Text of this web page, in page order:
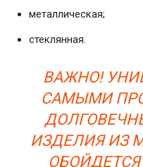
металлическая;
стеклянная.
ВАЖНО!
САМЫМИ
ИЗДЕЛИЯ ИЗ